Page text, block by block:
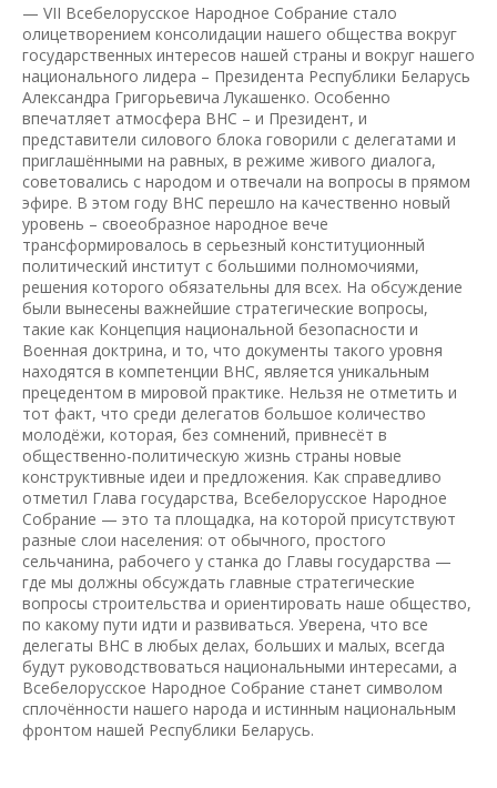
— VII Всебелорусское Народное Собрание стало
олицетворением консолидации нашего общества вокруг
государственных интересов нашей страны и вокруг нашего
национального лидера – Президента Республики Беларусь
Александра Григорьевича Лукашенко. Особенно
впечатляет атмосфера ВНС – и Президент, и
представители силового блока говорили с делегатами и
приглашёнными на равных, в режиме живого диалога,
советовались с народом и отвечали на вопросы в прямом
эфире. В этом году ВНС перешло на качественно новый
уровень – своеобразное народное вече
трансформировалось в серьезный конституционный
политический институт с большими полномочиями,
решения которого обязательны для всех. На обсуждение
были вынесены важнейшие стратегические вопросы,
такие как Концепция национальной безопасности и
Военная доктрина, и то, что документы такого уровня
находятся в компетенции ВНС, является уникальным
прецедентом в мировой практике. Нельзя не отметить и
тот факт, что среди делегатов большое количество
молодёжи, которая, без сомнений, привнесёт в
общественно-политическую жизнь страны новые
конструктивные идеи и предложения. Как справедливо
отметил Глава государства, Всебелорусское Народное
Собрание — это та площадка, на которой присутствуют
разные слои населения: от обычного, простого
сельчанина, рабочего у станка до Главы государства —
где мы должны обсуждать главные стратегические
вопросы строительства и ориентировать наше общество,
по какому пути идти и развиваться. Уверена, что все
делегаты ВНС в любых делах, больших и малых, всегда
будут руководствоваться национальными интересами, а
Всебелорусское Народное Собрание станет символом
сплочённости нашего народа и истинным национальным
фронтом нашей Республики Беларусь.